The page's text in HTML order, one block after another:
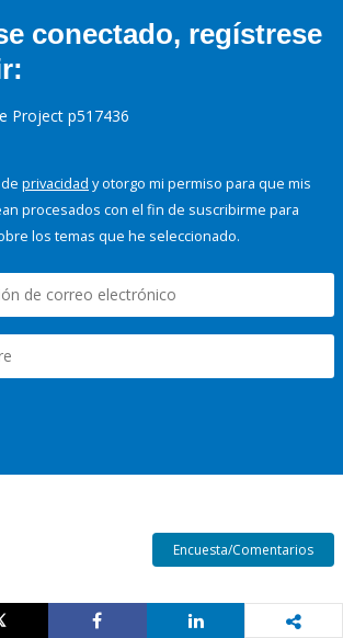
conectado, regístrese
Project p517436
privacidad y otorgo mi permiso para que mis
procesados con el fin de suscribirme para
los temas que he seleccionado.
Encuesta/Comentarios